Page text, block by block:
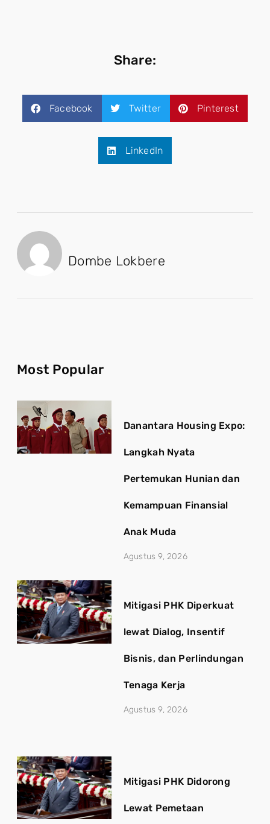
Share:
Facebook Twitter Pinterest
LinkedIn
Dombe Lokbere
Most Popular
Danantara Housing Expo:
Langkah Nyata
Pertemukan Hunian dan
Kemampuan Finansial
Anak Muda
Agustus 9, 2026
Mitigasi PHK Diperkuat
lewat Dialog, Insentif
Bisnis, dan Perlindungan
Tenaga Kerja
Agustus 9, 2026
Mitigasi PHK Didorong
Lewat Pemetaan